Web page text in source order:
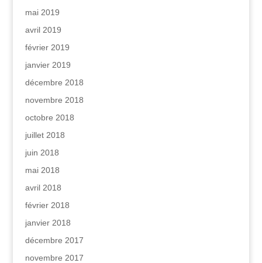
mai 2019
avril 2019
février 2019
janvier 2019
décembre 2018
novembre 2018
octobre 2018
juillet 2018
juin 2018
mai 2018
avril 2018
février 2018
janvier 2018
décembre 2017
novembre 2017